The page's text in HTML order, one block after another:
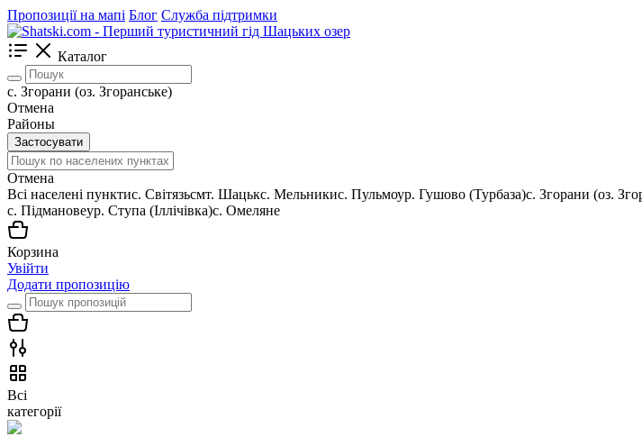
Пропозиції на мапі Блог Служба підтримки
Каталог
с. Згорани (оз. Згоранське)
Отмена
Районы
Застосувати
Отмена
Всі населені пунктиc. Світязьсмт. Шацькс. Мельникис. Пульмоур. Гушово (Турбаза)с. Згорани (оз.
с. Підмановеур. Ступа (Іллічівка)с. Омеляне
Корзина
Увійти
Додати пропозицію
Всі
категорії